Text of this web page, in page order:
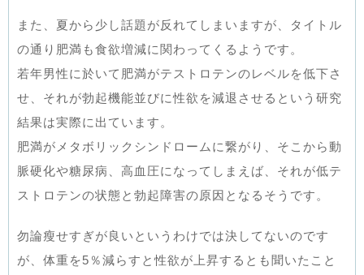
また、夏から少し話題が反れてしまいますが、タイトル
の通り肥満も食欲増減に関わってくるようです。
若年男性に於いて肥満がテストロテンのレベルを低下さ
せ、それが勃起機能並びに性欲を減退させるという研究
結果は実際に出ています。
肥満がメタボリックシンドロームに繋がり、そこから動
脈硬化や糖尿病、高血圧になってしまえば、それが低テ
ストロテンの状態と勃起障害の原因となるそうです。
勿論瘦せすぎが良いというわけでは決してないのです
が、体重を5％減らすと性欲が上昇するとも聞いたこと